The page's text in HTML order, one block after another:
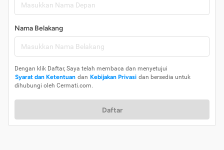
Nama Belakang
Dengan klik Daftar, Saya telah membaca dan menyetujui
Syarat dan Ketentuan dan Kebijakan Privasi dan bersedia untuk
dihubungi oleh Cermati.com.
Daftar